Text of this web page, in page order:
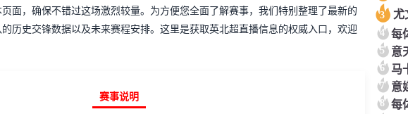
面，确保不错过这场激烈较量。为方便您全面了解赛事，我们特别整理了最新的
历史交锋数据以及未来赛程安排。这里是获取英北超直播信息的权威入口，欢迎
赛事说明
3
4
5
6
7
8